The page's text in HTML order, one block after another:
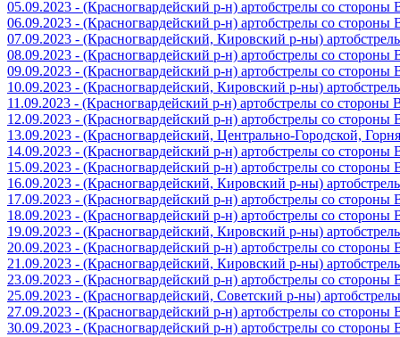
05.09.2023 - (Красногвардейский р-н) артобстрелы со
06.09.2023 - (Красногвардейский р-н) артобстрелы со
07.09.2023 - (Красногвардейский, Кировский р-ны)
08.09.2023 - (Красногвардейский р-н) артобстрелы со
09.09.2023 - (Красногвардейский р-н) артобстрелы со
10.09.2023 - (Красногвардейский, Кировский р-ны)
11.09.2023 - (Красногвардейский р-н) артобстрелы со стороны
12.09.2023 - (Красногвардейский р-н) артобстрелы со
13.09.2023 - (Красногвардейский, Центрально-Городской,
14.09.2023 - (Красногвардейский р-н) артобстрелы со
15.09.2023 - (Красногвардейский р-н) артобстрелы со
16.09.2023 - (Красногвардейский, Кировский р-ны)
17.09.2023 - (Красногвардейский р-н) артобстрелы со
18.09.2023 - (Красногвардейский р-н) артобстрелы со
19.09.2023 - (Красногвардейский, Кировский р-ны)
20.09.2023 - (Красногвардейский р-н) артобстрелы со
21.09.2023 - (Красногвардейский, Кировский р-ны)
23.09.2023 - (Красногвардейский р-н) артобстрелы со
25.09.2023 - (Красногвардейский, Советский р-ны)
27.09.2023 - (Красногвардейский р-н) артобстрелы со
30.09.2023 - (Красногвардейский р-н) артобстрелы со